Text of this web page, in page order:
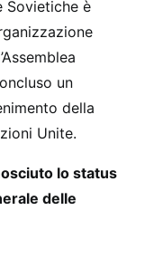
Sovietiche è
un
della
Unite.
lo status
delle